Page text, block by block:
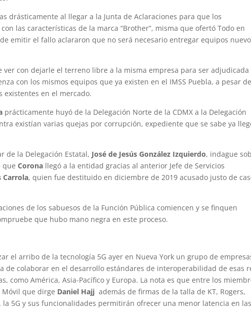
drásticamente al llegar a la Junta de Aclaraciones para que los
las características de la marca “Brother”, misma que ofertó Todo en
emitir el fallo aclararon que no será necesario entregar equipos
con dejarle el terreno libre a la misma empresa para ser adjudicada
con los mismos equipos que ya existen en el IMSS Puebla, a pesar de
existentes en el mercado.
prácticamente huyó de la Delegación Norte de la CDMX a la Delegación
existían varias quejas por corrupción, expediente que se sabe ya
de la Delegación Estatal, José de Jesús González Izquierdo, indague
queCorona llegó a la entidad gracias al anterior Jefe de Servicios
Carrola, quien fue destituido en diciembre de 2019 acusado justo de
de los sabuesos de la Función Pública comiencen y se finquen
que hubo mano negra en este proceso.
el arribo de la tecnología 5G ayer en Nueva York un grupo de
de colaborar en el desarrollo estándares de interoperabilidad de esas
como América, Asia-Pacífico y Europa. La nota es que entre los
que dirge Daniel Hajj además de firmas de la talla de KT, Rogers,
la 5G y sus funcionalidades permitirán ofrecer una menor latencia en las